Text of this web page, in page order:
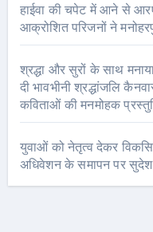
हाईवा की चपेट में आने से
आक्रोशित परिजनों ने
श्रद्धा और सुरों के साथ
दी भावभीनी श्रद्धांजलि
कविताओं की मनमोहक
युवाओं को नेतृत्व देकर
अधिवेशन के समापन पर सुदेश